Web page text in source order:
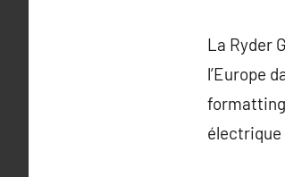
La Ryder
l’Europe
électrique